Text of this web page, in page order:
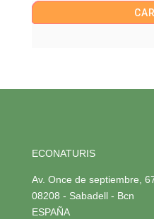
ECONATURIS
Av. Once de septiembre,
08208 - Sabadell - Bcn
ESPAÑA